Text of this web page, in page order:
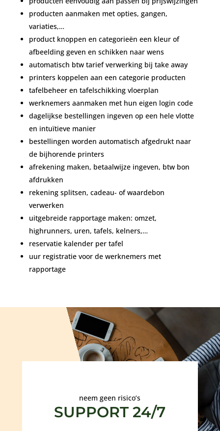
producten aanmaken met opties, gangen,
variaties,…
product knoppen en categorieën een kleur of
afbeelding geven en schikken naar wens
automatisch btw tarief verwerking bij take away
printers koppelen aan een categorie producten
tafelbeheer en tafelschikking vloerplan
werknemers aanmaken met hun eigen login code
dagelijkse bestellingen ingeven op een hele vlotte
en intuïtieve manier
bestellingen worden automatisch afgedrukt naar
de bijhorende printers
afrekening maken, betaalwijze ingeven, btw bon
afdrukken
rekening splitsen, cadeau- of waardebon
verwerken
uitgebreide rapportage maken: omzet,
highrunners, uren, tafels, kelners,…
reservatie kalender per tafel
uur registratie voor de werknemers met
rapportage
neem geen risico’s
SUPPORT 24/7